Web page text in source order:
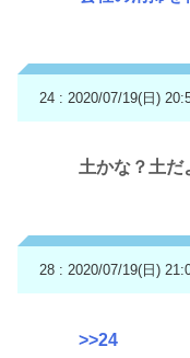
24 : 2020/07/19(日)
土かな？土だ
28 : 2020/07/19(日)
>>24